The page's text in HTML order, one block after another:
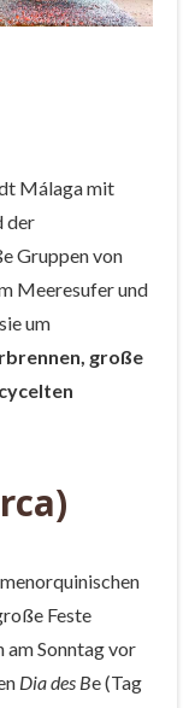
Málaga mit
der
Gruppen von
Meeresufer und
um
große
Feste
Sonntag vor
Dia des Be (Tag